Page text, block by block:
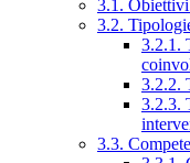
3.1.
3.2.
3.2.1.
3.2.2.
3.2.3.
3.3.